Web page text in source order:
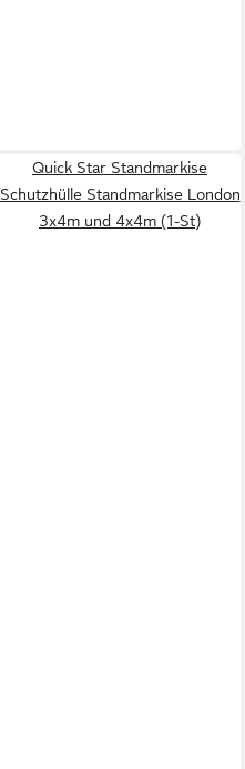
Quick Star Standmarkise
Schutzhülle Standmarkise London
3x4m und 4x4m (1-St)